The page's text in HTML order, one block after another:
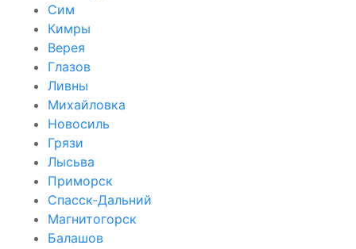
Сим
Кимры
Верея
Глазов
Ливны
Михайловка
Новосиль
Грязи
Лысьва
Приморск
Спасск-Дальний
Магнитогорск
Балашов